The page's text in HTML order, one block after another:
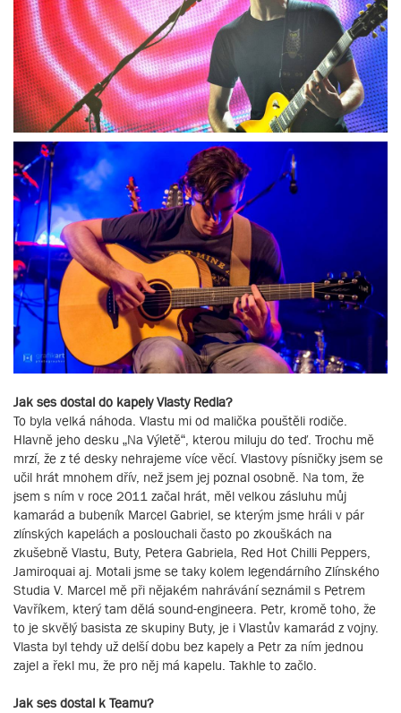
Jak ses dostal do kapely Vlasty Redla?
To byla velká náhoda. Vlastu mi od malička pouštěli rodiče.
Hlavně jeho desku „Na Výletě“, kterou miluju do teď. Trochu mě
mrzí, že z té desky nehrajeme více věcí. Vlastovy písničky jsem se
učil hrát mnohem dřív, než jsem jej poznal osobně. Na tom, že
jsem s ním v roce 2011 začal hrát, měl velkou zásluhu můj
kamarád a bubeník Marcel Gabriel, se kterým jsme hráli v pár
zlínských kapelách a poslouchali často po zkouškách na
zkušebně Vlastu, Buty, Petera Gabriela, Red Hot Chilli Peppers,
Jamiroquai aj. Motali jsme se taky kolem legendárního Zlínského
Studia V. Marcel mě při nějakém nahrávání seznámil s Petrem
Vavříkem, který tam dělá sound-engineera. Petr, kromě toho, že
to je skvělý basista ze skupiny Buty, je i Vlastův kamarád z vojny.
Vlasta byl tehdy už delší dobu bez kapely a Petr za ním jednou
zajel a řekl mu, že pro něj má kapelu. Takhle to začlo.
Jak ses dostal k Teamu?